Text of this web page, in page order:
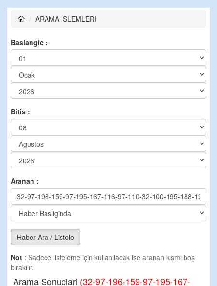
ARAMA ISLEMLERI
Baslangic :
Bitis :
Aranan :
Haber Ara / Listele
Not : Sadece listeleme için kullanılacak ise aranan kısmı boş
bırakılır.
Arama Sonuclari (32-97-196-159-97-195-167-